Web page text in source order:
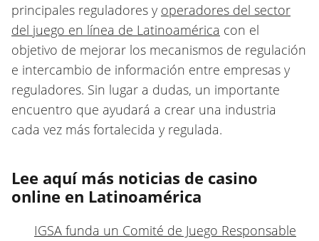
principales reguladores y operadores del sector
del juego en línea de Latinoamérica con el
objetivo de mejorar los mecanismos de regulación
e intercambio de información entre empresas y
reguladores. Sin lugar a dudas, un importante
encuentro que ayudará a crear una industria
cada vez más fortalecida y regulada.
Lee aquí más noticias de casino
online en Latinoamérica
IGSA funda un Comité de Juego Responsable